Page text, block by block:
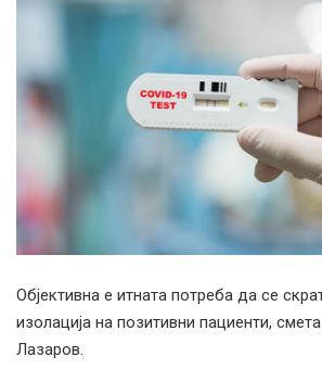
Објективна е итната потреба да се
изолација на позитивни пациенти,
Лазаров.